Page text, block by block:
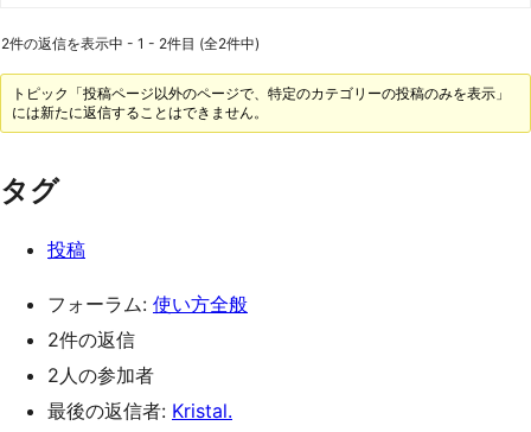
2件の返信を表示中 - 1 - 2件目 (全2件中)
トピック「投稿ページ以外のページで、特定のカテゴリーの投稿のみを表示」
には新たに返信することはできません。
タグ
投稿
フォーラム: 使い方全般
2件の返信
2人の参加者
最後の返信者: Kristal.